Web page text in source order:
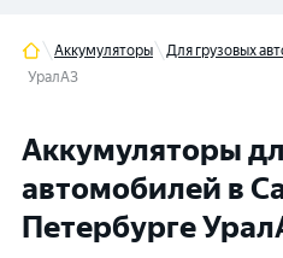
Аккумуляторы Для грузовых
УралАЗ
Аккумуляторы
автомобилей в
Петербурге